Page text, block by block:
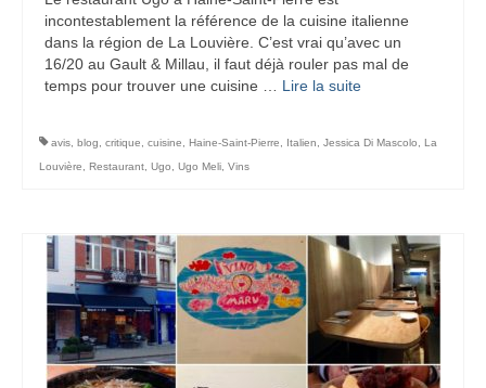
incontestablement la référence de la cuisine italienne
dans la région de La Louvière. C’est vrai qu’avec un
16/20 au Gault & Millau, il faut déjà rouler pas mal de
temps pour trouver une cuisine … Lire la suite­­
avis blog critique cuisine Haine-Saint-Pierre Italien Jessica Di Mascolo
La
Louvière
Restaurant Ugo Ugo Meli Vins